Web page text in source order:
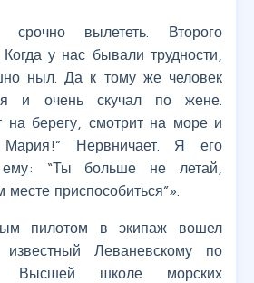
срочно вылететь. Второго
у нас бывали трудности,
ныл. Да к тому же человек
и очень скучал по жене.
берегу, смотрит на море и
Нервничает. Я его
ему: “Ты больше не летай,
месте приспособиться”».
пилотом в экипаж вошел
Леваневскому по
Высшей школе морских